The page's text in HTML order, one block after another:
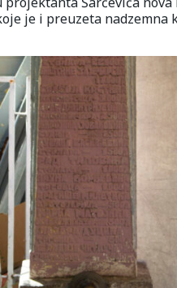
je i preuzeta nadzemna